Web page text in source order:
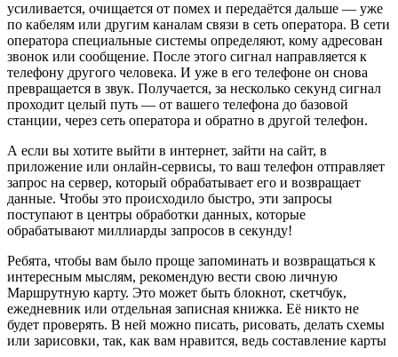
усиливается, очищается от помех и передаётся дальше — уже
по кабелям или другим каналам связи в сеть оператора. В сети
оператора специальные системы определяют, кому адресован
звонок или сообщение. После этого сигнал направляется к
телефону другого человека. И уже в его телефоне он снова
превращается в звук. Получается, за несколько секунд сигнал
проходит целый путь — от вашего телефона до базовой
станции, через сеть оператора и обратно в другой телефон.
А если вы хотите выйти в интернет, зайти на сайт, в
приложение или онлайн-сервисы, то ваш телефон отправляет
запрос на сервер, который обрабатывает его и возвращает
данные. Чтобы это происходило быстро, эти запросы
поступают в центры обработки данных, которые
обрабатывают миллиарды запросов в секунду!
Ребята, чтобы вам было проще запоминать и возвращаться к
интересным мыслям, рекомендую вести свою личную
Маршрутную карту. Это может быть блокнот, скетчбук,
ежедневник или отдельная записная книжка. Её никто не
будет проверять. В ней можно писать, рисовать, делать схемы
или зарисовки, так, как вам нравится, ведь составление карты